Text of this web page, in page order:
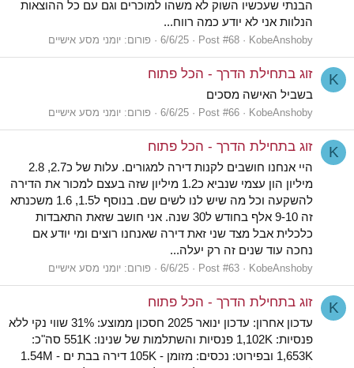
הבנתי שעכשיו השוק לא משהו למוכרים וגם עם כל ההוצאות
הנלוות אני לא יודע כמה רווח...
KobeAnshoby
Post #68
6/6/25 פורום: יומני מסע אישיים
K זוג בתחילת הדרך - הכל פתוח
בשביל האישה מסכים
KobeAnshoby
Post #66
6/6/25 פורום: יומני מסע אישיים
K זוג בתחילת הדרך - הכל פתוח
היי אנחנו חושבים לקנות דירה למגורים. עלות של כ2.7, 2.8
מיליון הון עצמי שנביא כ1.2 מיליון שזה בעצם למכור את הדירה
להשקעה וכל מה שיש לנו לשים שם. בנוסף ל1.5, 1.6 משכנתא
זה 9-10 אלף בחודש ל30 שנה. אני חושב שזאת התאבדות
כלכלית אבל מצד שני זאת דירה שאנחנו רוצים ומי יודע אם
נחכה עוד שנים זה רק יעלה...
KobeAnshoby
Post #63
6/6/25 פורום: יומני מסע אישיים
K זוג בתחילת הדרך - הכל פתוח
עדכון אחרון: עדכון ינואר 2025 חסכון ממוצע: 31% שווי נקי ללא
פנסיות: 1,102K פנסיות והשתלמות של שנינו: 551K סה"כ:
1,653K ובפירוט: נכסים: מזומן - 105K דירה בבת ים - 1.54M